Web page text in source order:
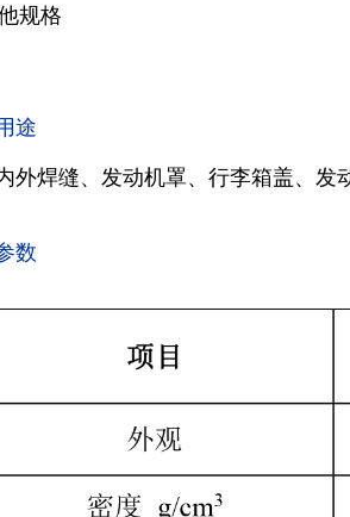
规格
途
外焊缝、发动机罩、行李箱盖、发
数